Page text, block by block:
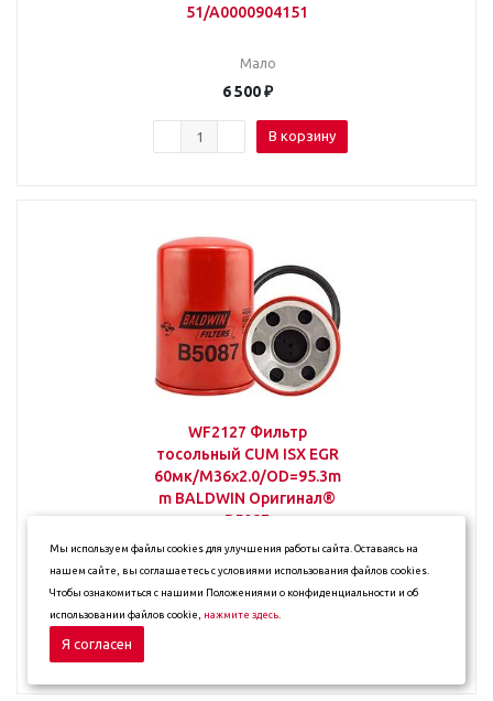
51/A0000904151
Мало
6 500₽
В корзину
WF2127 Фильтр
тосольный CUM ISX EGR
60мк/M36x2.0/OD=95.3m
m BALDWIN Оригинал®
B5087
Много
2 500₽
Мы используем файлы cookies для улучшения работы сайта. Оставаясь на
нашем сайте, вы соглашаетесь с условиями использования файлов cookies.
Чтобы ознакомиться с нашими Положениями о конфиденциальности и об
использовании файлов cookie, нажмите здесь.
Я согласен